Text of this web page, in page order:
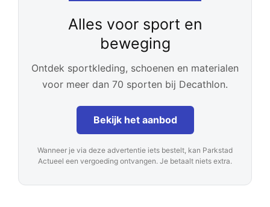
Alles voor sport en
beweging
Ontdek sportkleding, schoenen en materialen
voor meer dan 70 sporten bij Decathlon.
Bekijk het aanbod
Wanneer je via deze advertentie iets bestelt, kan Parkstad
Actueel een vergoeding ontvangen. Je betaalt niets extra.